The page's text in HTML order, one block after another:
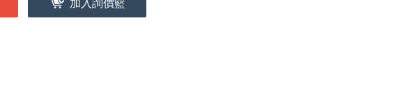
加入詢價籃